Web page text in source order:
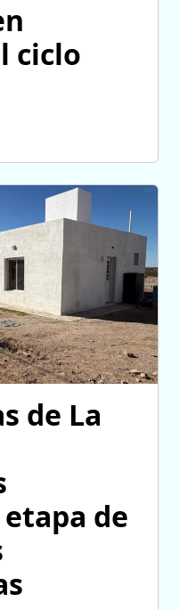
ciclo
de La
de